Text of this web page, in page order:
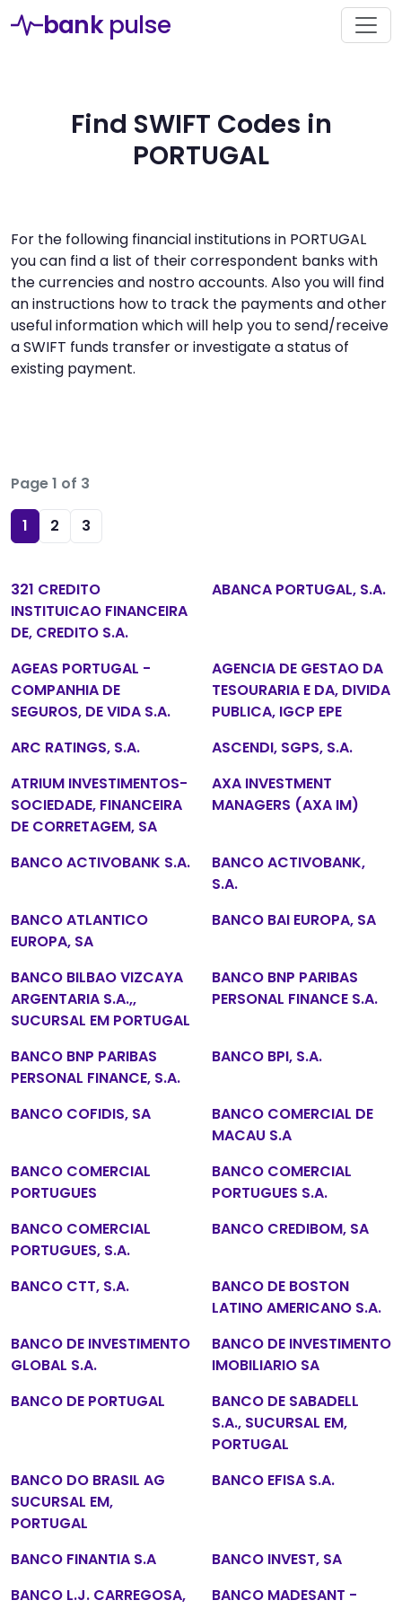
bank pulse
Find SWIFT Codes in
PORTUGAL
For the following financial institutions in PORTUGAL
you can find a list of their correspondent banks with
the currencies and nostro accounts. Also you will find
an instructions how to track the payments and other
useful information which will help you to send/receive
a SWIFT funds transfer or investigate a status of
existing payment.
Page 1 of 3
1 2 3
321 CREDITO
INSTITUICAO FINANCEIRA
DE, CREDITO S.A.
ABANCA PORTUGAL, S.A.
AGEAS PORTUGAL -
COMPANHIA DE
SEGUROS, DE VIDA S.A.
AGENCIA DE GESTAO DA
TESOURARIA E DA, DIVIDA
PUBLICA, IGCP EPE
ARC RATINGS, S.A.
ASCENDI, SGPS, S.A.
ATRIUM INVESTIMENTOS-
SOCIEDADE, FINANCEIRA
DE CORRETAGEM, SA
AXA INVESTMENT
MANAGERS (AXA IM)
BANCO ACTIVOBANK S.A.
BANCO ACTIVOBANK,
S.A.
BANCO ATLANTICO
EUROPA, SA
BANCO BAI EUROPA, SA
BANCO BILBAO VIZCAYA
ARGENTARIA S.A.,,
SUCURSAL EM PORTUGAL
BANCO BNP PARIBAS
PERSONAL FINANCE S.A.
BANCO BNP PARIBAS
PERSONAL FINANCE, S.A.
BANCO BPI, S.A.
BANCO COFIDIS, SA
BANCO COMERCIAL DE
MACAU S.A
BANCO COMERCIAL
PORTUGUES
BANCO COMERCIAL
PORTUGUES S.A.
BANCO COMERCIAL
PORTUGUES, S.A.
BANCO CREDIBOM, SA
BANCO CTT, S.A.
BANCO DE BOSTON
LATINO AMERICANO S.A.
BANCO DE INVESTIMENTO
GLOBAL S.A.
BANCO DE INVESTIMENTO
IMOBILIARIO SA
BANCO DE PORTUGAL
BANCO DE SABADELL
S.A., SUCURSAL EM,
PORTUGAL
BANCO DO BRASIL AG
SUCURSAL EM,
PORTUGAL
BANCO EFISA S.A.
BANCO FINANTIA S.A
BANCO INVEST, SA
BANCO L.J. CARREGOSA,
BANCO MADESANT -